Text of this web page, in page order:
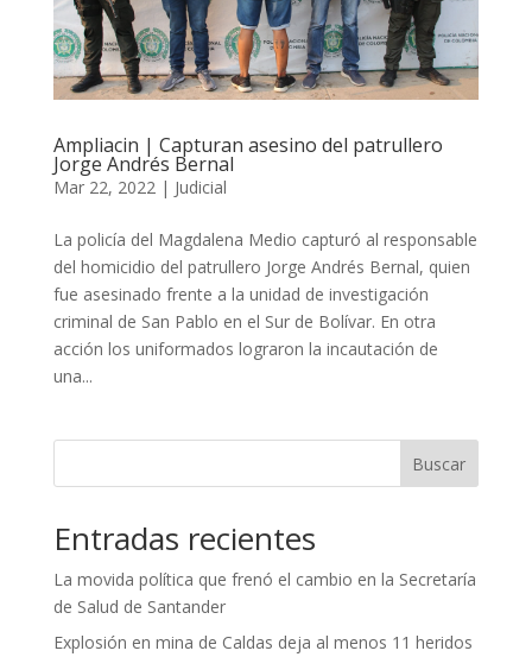
Ampliacin | Capturan asesino del patrullero
Jorge Andrés Bernal
Mar 22, 2022| Judicial
La policía del Magdalena Medio capturó al responsable
del homicidio del patrullero Jorge Andrés Bernal, quien
fue asesinado frente a la unidad de investigación
criminal de San Pablo en el Sur de Bolívar. En otra
acción los uniformados lograron la incautación de
una...
Buscar
Entradas recientes
La movida política que frenó el cambio en la Secretaría
de Salud de Santander
Explosión en mina de Caldas deja al menos 11 heridos